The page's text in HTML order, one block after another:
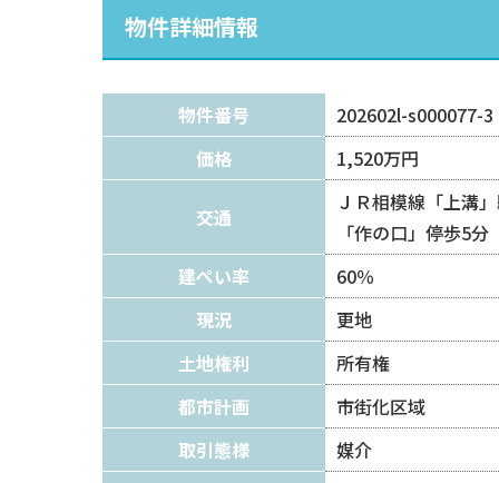
物件詳細情報
物件番号
202602l-s000077-3
価格
1,520万円
交通
ＪＲ相模線「上溝
「作の口」停歩5分
建ぺい率
60％
現況
更地
土地権利
所有権
都市計画
市街化区域
取引態様
媒介